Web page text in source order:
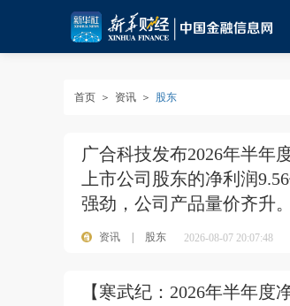
首页 ＞ 资讯 ＞ 股东
广合科技发布2026年半年
上市公司股东的净利润
强劲，公司产品量价齐升。
资讯 股东 2026-08-07 20:07:48
【寒武纪：2026年半年